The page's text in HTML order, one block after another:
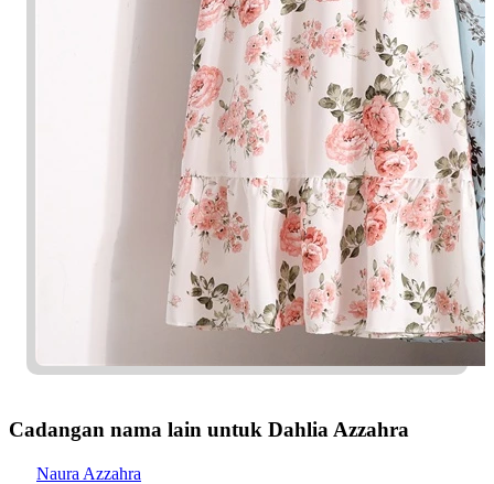
Cadangan nama lain untuk Dahlia Azzahra
Naura Azzahra